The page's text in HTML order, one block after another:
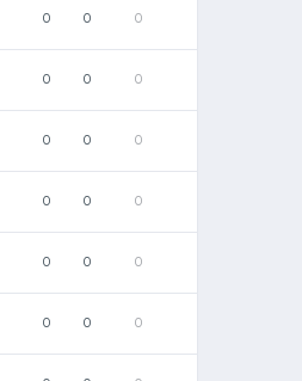
0 0 0
0 0 0
0 0 0
0 0 0
0 0 0
0 0 0